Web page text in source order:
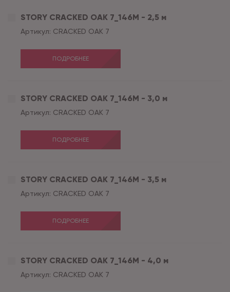
STORY CRACKED OAK 7_146М - 2,5 м
Артикул: CRACKED OAK 7
ПОДРОБНЕЕ
STORY CRACKED OAK 7_146М - 3,0 м
Артикул: CRACKED OAK 7
ПОДРОБНЕЕ
STORY CRACKED OAK 7_146М - 3,5 м
Артикул: CRACKED OAK 7
ПОДРОБНЕЕ
STORY CRACKED OAK 7_146М - 4,0 м
Артикул: CRACKED OAK 7